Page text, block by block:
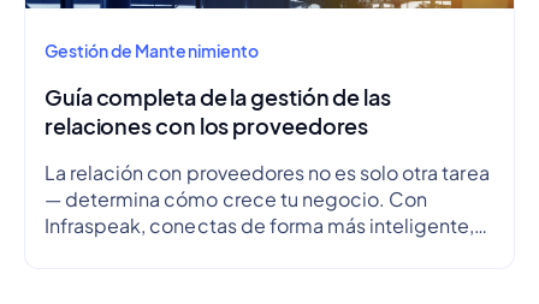
Gestión de Mantenimiento
Guía completa de la gestión de las
relaciones con los proveedores
La relación con proveedores no es solo otra tarea
— determina cómo crece tu negocio. Con
Infraspeak, conectas de forma más inteligente,